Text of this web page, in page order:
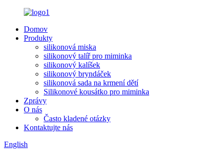
Domov
Produkty
silikonová miska
silikonový talíř pro miminka
silikonový kalíšek
silikonový bryndáček
silikonová sada na krmení dětí
Silikonové kousátko pro miminka
Zprávy
O nás
Často kladené otázky
Kontaktujte nás
English